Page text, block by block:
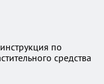
по
средства